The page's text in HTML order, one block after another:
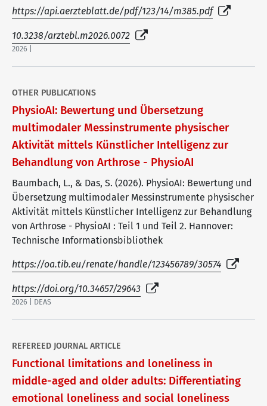
https://api.aerzteblatt.de/pdf/123/14/m385.pdf
10.3238/arztebl.m2026.0072
2026 |
OTHER PUBLICATIONS
PhysioAI: Bewertung und Übersetzung
multimodaler Messinstrumente physischer
Aktivität mittels Künstlicher Intelligenz zur
Behandlung von Arthrose - PhysioAI
Baumbach, L., & Das, S. (2026). PhysioAI: Bewertung und
Übersetzung multimodaler Messinstrumente physischer
Aktivität mittels Künstlicher Intelligenz zur Behandlung
von Arthrose - PhysioAI : Teil 1 und Teil 2. Hannover:
Technische Informationsbibliothek
https://oa.tib.eu/renate/handle/123456789/30574
https://doi.org/10.34657/29643
2026 | DEAS
REFEREED JOURNAL ARTICLE
Functional limitations and loneliness in
middle-aged and older adults: Differentiating
emotional loneliness and social loneliness